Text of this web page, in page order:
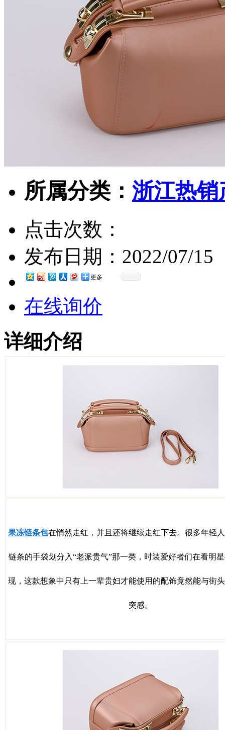
所属分类： 浙江热销
点击次数：
发布日期： 2022/07/15
更多
在线询价
详细介绍
果冻链条包在悄然走红，并且还将继续走红下去。很多年轻
链条的手袋划分入“老派贵气”那一类，时装爱好者们在看明
现，这款想象中只有上一辈贵妇才能使用的配饰竟然能与街
突感。